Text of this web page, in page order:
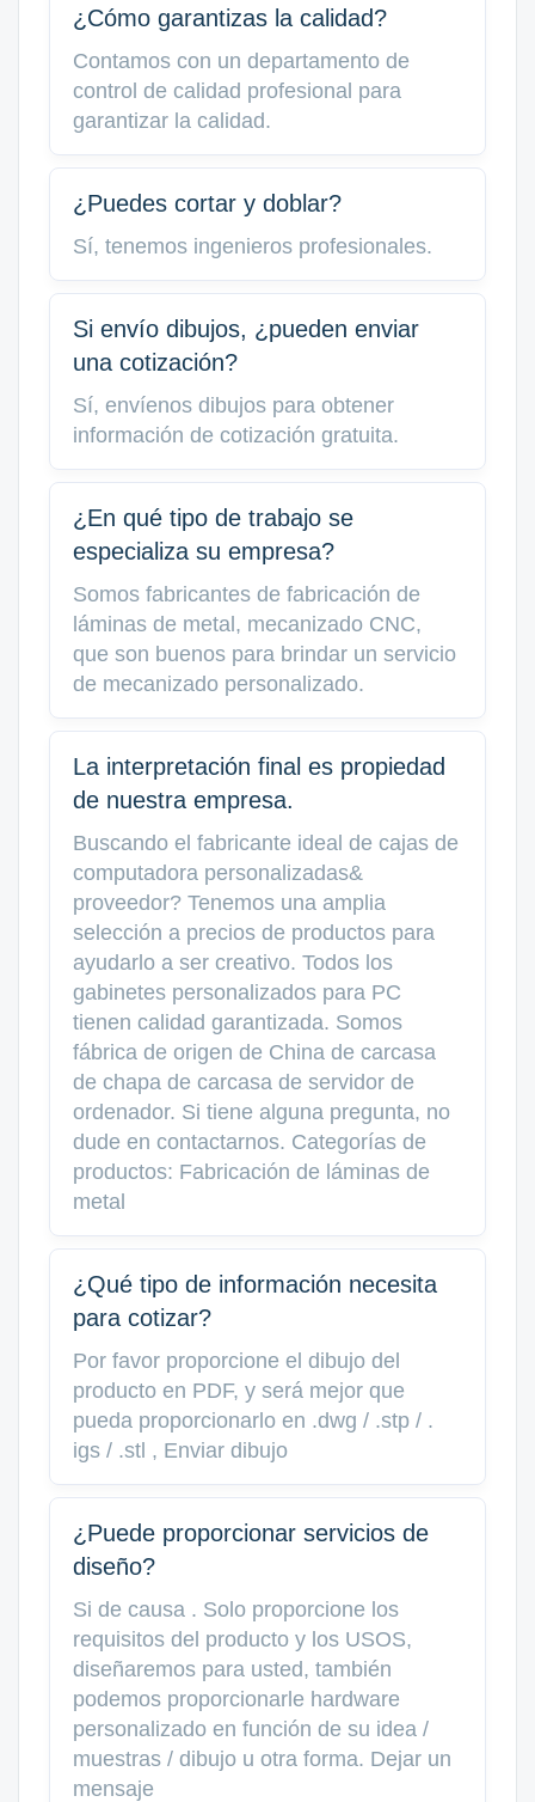
¿Cómo garantizas la calidad?
Contamos con un departamento de
control de calidad profesional para
garantizar la calidad.
¿Puedes cortar y doblar?
Sí, tenemos ingenieros profesionales.
Si envío dibujos, ¿pueden enviar
una cotización?
Sí, envíenos dibujos para obtener
información de cotización gratuita.
¿En qué tipo de trabajo se
especializa su empresa?
Somos fabricantes de fabricación de
láminas de metal, mecanizado CNC,
que son buenos para brindar un servicio
de mecanizado personalizado.
La interpretación final es propiedad
de nuestra empresa.
Buscando el fabricante ideal de cajas de
computadora personalizadas&
proveedor? Tenemos una amplia
selección a precios de productos para
ayudarlo a ser creativo. Todos los
gabinetes personalizados para PC
tienen calidad garantizada. Somos
fábrica de origen de China de carcasa
de chapa de carcasa de servidor de
ordenador. Si tiene alguna pregunta, no
dude en contactarnos. Categorías de
productos: Fabricación de láminas de
metal
¿Qué tipo de información necesita
para cotizar?
Por favor proporcione el dibujo del
producto en PDF, y será mejor que
pueda proporcionarlo en .dwg / .stp / .
igs / .stl , Enviar dibujo
¿Puede proporcionar servicios de
diseño?
Si de causa . Solo proporcione los
requisitos del producto y los USOS,
diseñaremos para usted, también
podemos proporcionarle hardware
personalizado en función de su idea /
muestras / dibujo u otra forma. Dejar un
mensaje